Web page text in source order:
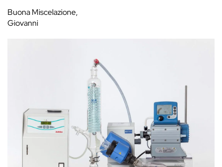
Buona Miscelazione,
Giovanni